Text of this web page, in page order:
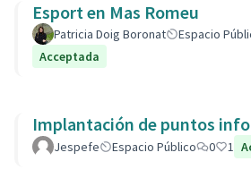
Esport en Mas Romeu
Patricia Doig Boronat Espacio
Acceptada
Implantación de puntos
Jespefe Espacio Público 0 1